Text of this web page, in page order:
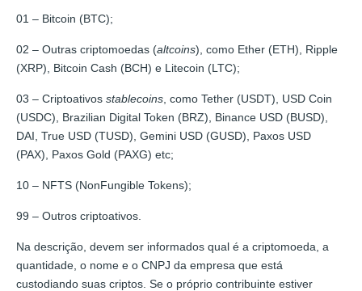
01 – Bitcoin (BTC);
02 – Outras criptomoedas (altcoins), como Ether (ETH), Ripple
(XRP), Bitcoin Cash (BCH) e Litecoin (LTC);
03 – Criptoativos stablecoins , como Tether (USDT), USD Coin
(USDC), Brazilian Digital Token (BRZ), Binance USD (BUSD),
DAI, True USD (TUSD), Gemini USD (GUSD), Paxos USD
(PAX), Paxos Gold (PAXG) etc;
10 – NFTS (NonFungible Tokens);
99 – Outros criptoativos.
Na descrição, devem ser informados qual é a criptomoeda, a
quantidade, o nome e o CNPJ da empresa que está
custodiando suas criptos. Se o próprio contribuinte estiver